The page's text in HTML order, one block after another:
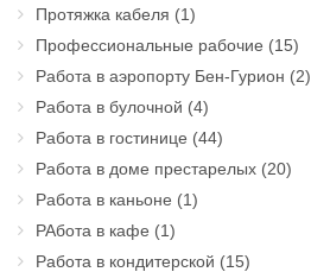
Протяжка кабеля (1)
Профессиональные рабочие (15)
Работа в аэропорту Бен-Гурион (2)
Работа в булочной (4)
Работа в гостинице (44)
Работа в доме престарелых (20)
Работа в каньоне (1)
РАбота в кафе (1)
Работа в кондитерской (15)